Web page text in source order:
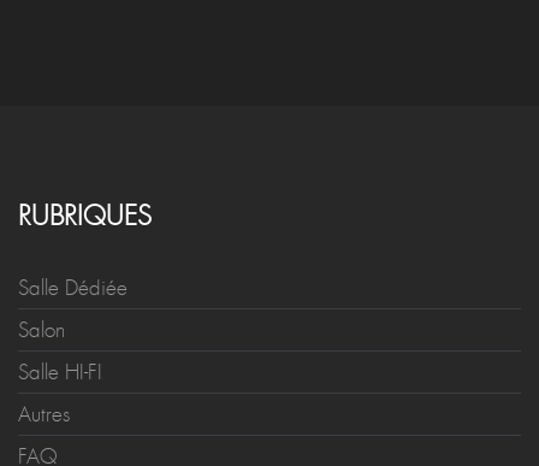
RUBRIQUES
Salle Dédiée
Salon
Salle HI-FI
Autres
FAQ